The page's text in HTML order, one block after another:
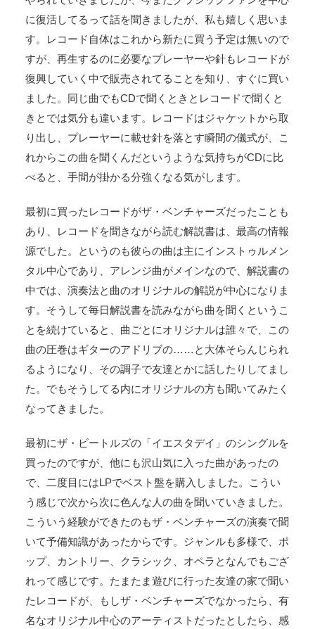
に復活してるって話を聞きましたが、私も嬉しく思いま
す。レコード自体はこれから新たに買う予定は無いので
すが、再生するのに必要なプレーヤーや針もレコードが
復興していく中で販売されてることを知り、すぐに買い
ました。同じ曲でもCDで聞くときとレコードで聞くと
きとでは気分も違います。レコードはジャケットから取
り出し、プレーヤーに載せ針を落とす瞬間の儀式が、こ
れからこの曲を聞くんだというような気持ちがCDに比
べると、手間が掛かる分強くなる気がします。
最初に買ったレコードがザ・ベンチャーズだったことも
あり、レコードを聞きながら読む解説書は、最高の情報
源でした。というのも彼らの曲は主にインストゥルメン
タル中心であり、アレンジ曲がメインなので、解説書の
中では、演奏法と曲のオリジナルの解説が中心になりま
す。そうして毎日解説書を読みながら曲を聞くというこ
とを続けていると、曲ごとにオリジナルは誰々で、この
曲の圧巻はギターのアドリブの……と大体そらんじられ
るようになり、その調子で友達とかに話したりしてまし
た。でもそうしてる内にオリジナルの方も聞いてみたく
なってきました。
最初にザ・ビートルズの「イエスタデイ」のシングルを
買ったのですが、他にも沢山気に入った曲があったの
で、二度目にはLPでベスト盤を購入しました。こうい
う感じで次から次に色んな人の曲を聞いていきました。
こういう経験ができたのもザ・ベンチャーズの演奏で聞
いて予備知識があったからです。ジャンルも多様で、ポ
ップ、カントリー、クラシック、オペラとなんでもござ
れって感じです。たまたま遊びに行った友達の家で聞い
たレコードが、もしザ・ベンチャーズでなかったら、有
名なオリジナル中心のアーティストだったとしたら、感